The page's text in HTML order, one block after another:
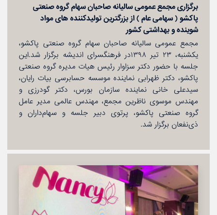
برگزاری مجمع عمومی سالیانه صاحبان سهام گروه صنعتی
پاكشو ( سهامی عام ) از بزرگترین تولیدكننده های مواد
شوینده و بهداشتی كشور
مجمع عمومی سالیانه صاحبان سهام گروه صنعتی پاكشو،
یكشنبه، ۲۳ تیر ۱۳۹۸در فرهنگسرای اندیشه برگزار شد.این
جلسه با حضور دكتر سزاوار رئیس هیات مدیره گروه صنعتی
پاكشو، دكتر ظهرابی نماینده موسسه حسابرسی بیات رایان،
سیدعلی خانی نماینده سازمان بورس، دكتر گودرزی و
مهندس موسوی ناظرین مجمع، مهندس عالمی مدیر عامل
گروه صنعتی پاكشو، پرتوی دبیر جلسه و سهام‌داران و
ذی‌نفعان برگزار شد.